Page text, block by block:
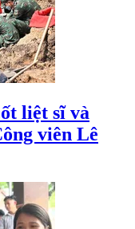
liệt sĩ và
viên Lê